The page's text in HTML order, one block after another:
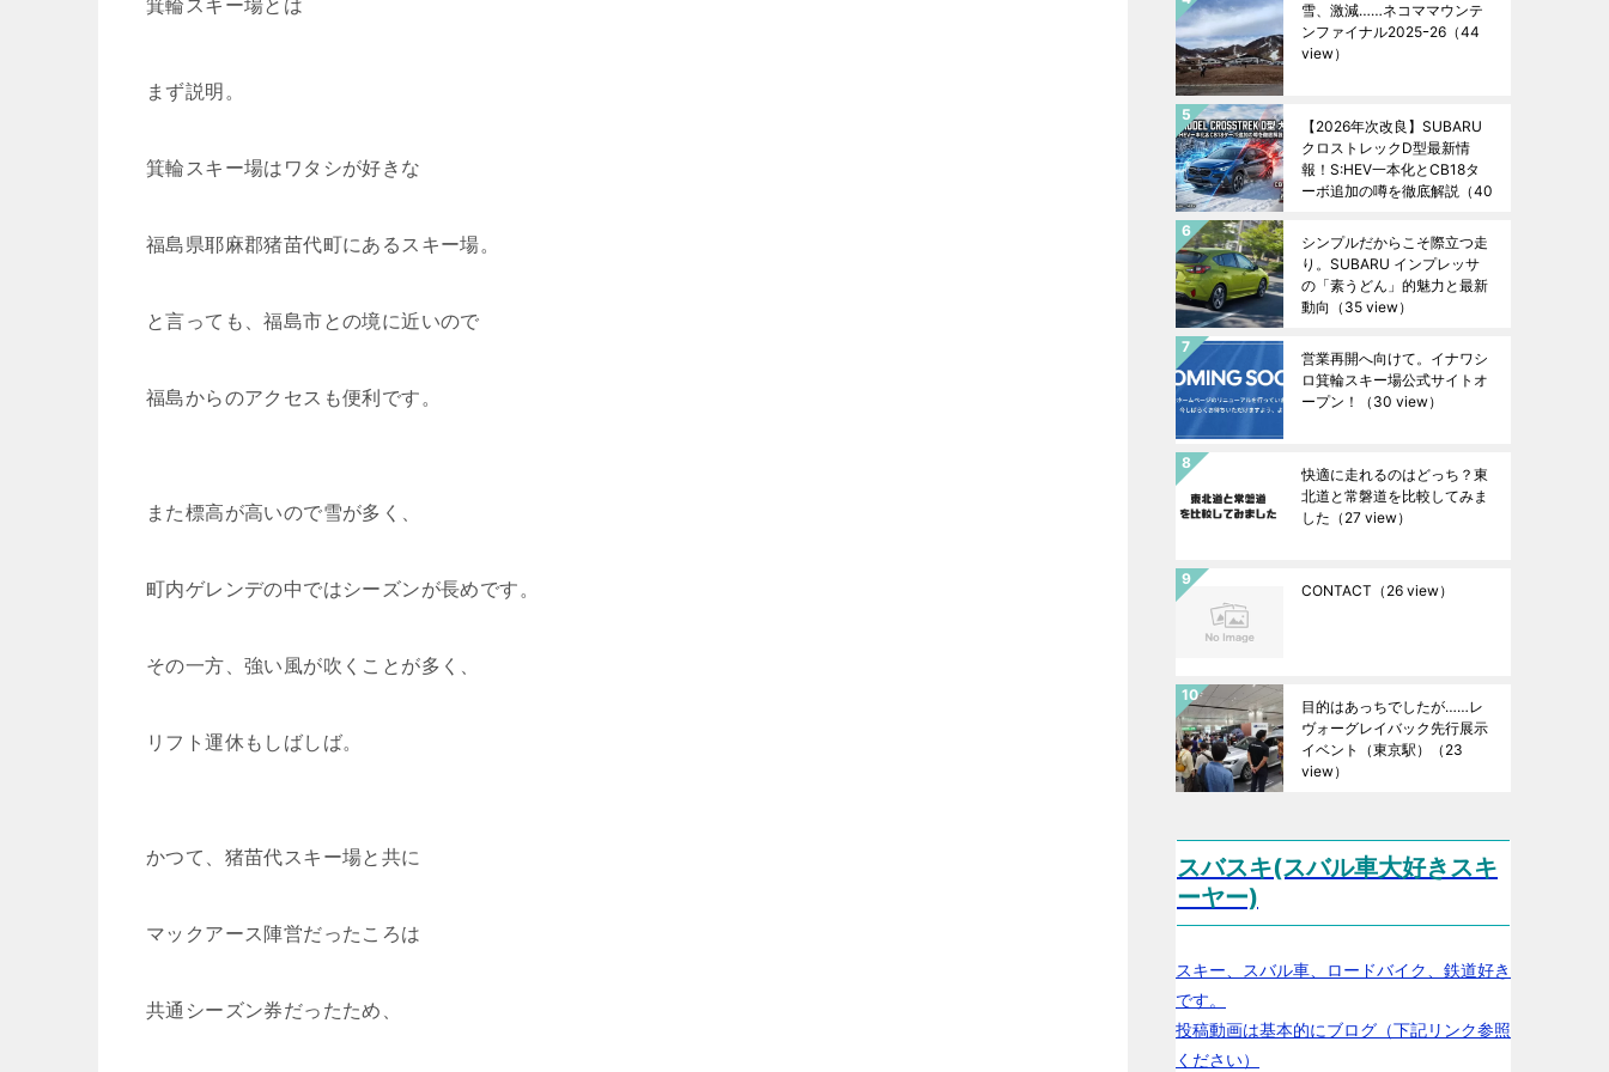
箕輪スキー場とは
まず説明。
箕輪スキー場はワタシが好きな
福島県耶麻郡猪苗代町にあるスキー場。
と言っても、福島市との境に近いので
福島からのアクセスも便利です。
また標高が高いので雪が多く、
町内ゲレンデの中ではシーズンが長めです。
その一方、強い風が吹くことが多く、
リフト運休もしばしば。
かつて、猪苗代スキー場と共に
マックアース陣営だったころは
共通シーズン券だったため、
雪、激減……ネコママウンテ
ンファイナル2025ｰ26 （44
view）
【2026年次改良】SUBARU
クロストレックD型最新情
報！S:HEV一本化とCB18タ
ーボ追加の噂を徹底解説 （40
シンプルだからこそ際立つ走
り。SUBARU インプレッサ
の「素うどん」的魅力と最新
動向 （35 view）
営業再開へ向けて。イナワシ
ロ箕輪スキー場公式サイトオ
ープン！
（30 view）
快適に走れるのはどっち？東
北道と常磐道を比較してみま
した （27 view）
CONTACT （26 view）
目的はあっちでしたが……レ
ヴォーグレイバック先行展示
イベント（東京駅）
（23
view）
スバスキ(スバル車大好きスキ
ーヤー)
スキー、スバル車、ロードバイク、鉄道好き
です。
投稿動画は基本的にブログ（下記リンク参照
ください）